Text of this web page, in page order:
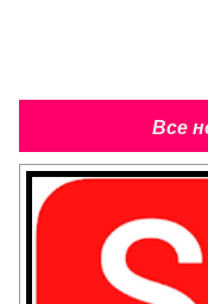
Все